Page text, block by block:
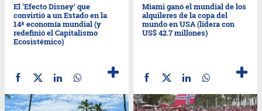
El 'Efecto Disney' que
convirtió a un Estado en la
14ª economía mundial (y
redefinió el Capitalismo
Ecosistémico)
Miami ganó el mundial de los
alquileres de la copa del
mundo en USA (lidera con
US$ 42.7 millones)